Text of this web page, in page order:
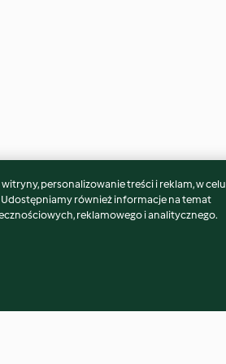
personalizowanie treści i reklam, w celu
również informacje na temat
reklamowego i analitycznego.